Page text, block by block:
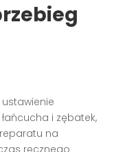
i zębatek,
na
ręcznego